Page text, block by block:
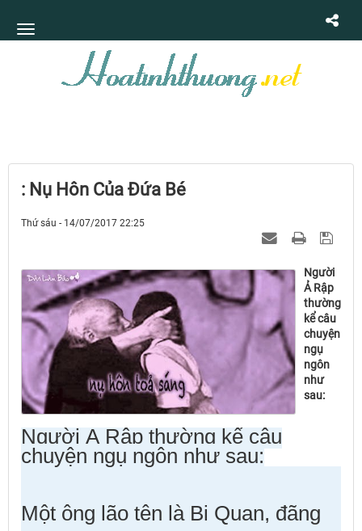
: Nụ Hôn Của Ðứa Bé
Thứ sáu - 14/07/2017 22:25
Người
Ả Rập
thường
kể câu
chuyện
ngụ
ngôn
như
sau:
Người Ả Rập thường kể câu
chuyện ngụ ngôn như sau:
Một ông lão tên là Bi Quan, đãng